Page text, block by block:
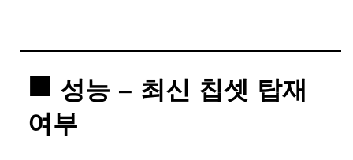
성능 – 최신 칩셋 탑재
여부